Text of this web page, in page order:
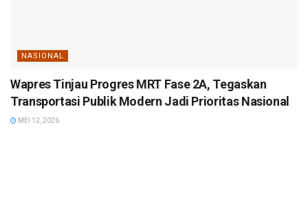
NASIONAL
Wapres Tinjau Progres MRT Fase 2A, Tegaskan
Transportasi Publik Modern Jadi Prioritas Nasional
MEI 12, 2026